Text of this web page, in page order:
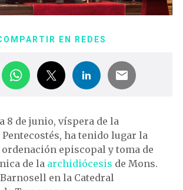
EN REDES
8 de junio, víspera de la
ha tenido lugar la
episcopal y toma de
de la archidiócesis de Mons.
en la Catedral